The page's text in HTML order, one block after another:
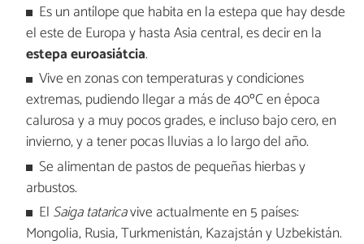
Es un antílope que habita en la estepa que hay desde
el este de Europa y hasta Asia central, es decir en la
estepa euroasiátcia.
Vive en zonas con temperaturas y condiciones
extremas, pudiendo llegar a más de 40ºC en época
calurosa y a muy pocos grades, e incluso bajo cero, en
invierno, y a tener pocas lluvias a lo largo del año.
Se alimentan de pastos de pequeñas hierbas y
arbustos.
El Saiga tataricavive actualmente en 5 países:
Mongolia, Rusia, Turkmenistán, Kazajstán y Uzbekistán.